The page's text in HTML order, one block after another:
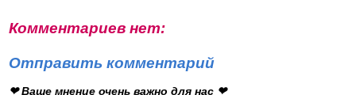
Комментариев нет:
Отправить комментарий
❤ Ваше мнение очень важно для нас ❤